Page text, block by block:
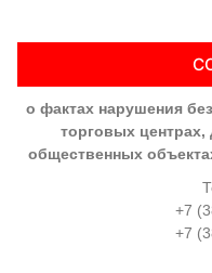
о фактах нарушения
торговых
общественных
+7
+7